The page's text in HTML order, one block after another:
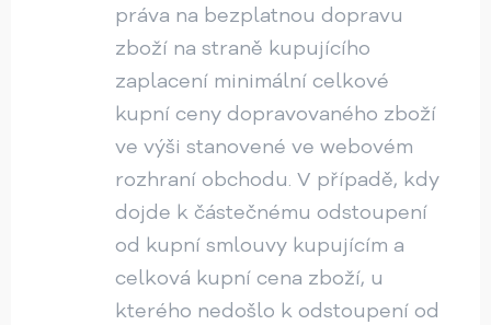
práva na bezplatnou dopravu
zboží na straně kupujícího
zaplacení minimální celkové
kupní ceny dopravovaného zboží
ve výši stanovené ve webovém
rozhraní obchodu. V případě, kdy
dojde k částečnému odstoupení
od kupní smlouvy kupujícím a
celková kupní cena zboží, u
kterého nedošlo k odstoupení od